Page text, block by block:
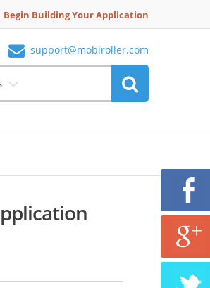
Begin Building Your Application
support@mobiroller.com